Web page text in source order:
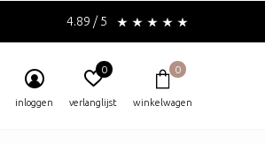
inloggen verlanglijst
0
winkelwagen
0
4.89 / 5